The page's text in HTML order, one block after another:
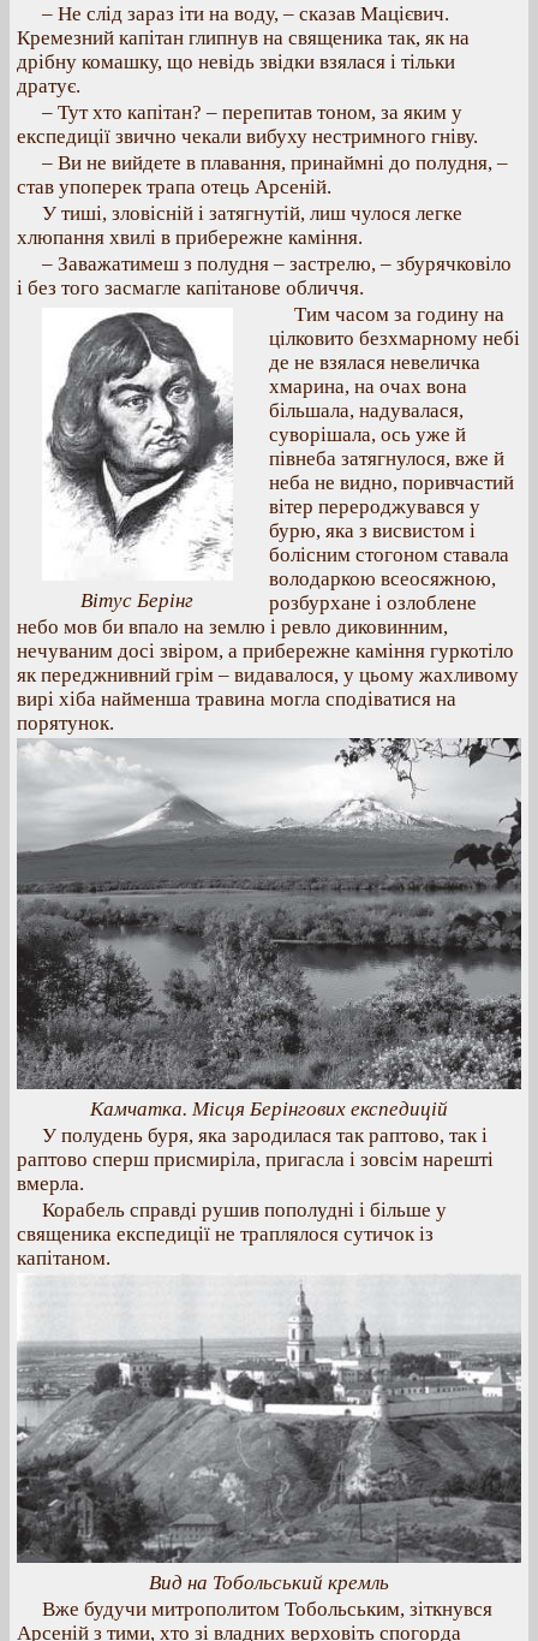
– Не слід зараз іти на воду, – сказав Мацієвич.
Кремезний капітан глипнув на священика так, як на
дрібну комашку, що невідь звідки взялася і тільки
дратує.
– Тут хто капітан? – перепитав тоном, за яким у
експедиції звично чекали вибуху нестримного гніву.
– Ви не вийдете в плавання, принаймні до полудня, –
став упоперек трапа отець Арсеній.
У тиші, зловісній і затягнутій, лиш чулося легке
хлюпання хвилі в прибережне каміння.
– Заважатимеш з полудня – застрелю, – збурячковіло
і без того засмагле капітанове обличчя.
Вітус Берінг
Тим часом за годину на
цілковито безхмарному небі
де не взялася невеличка
хмарина, на очах вона
більшала, надувалася,
суворішала, ось уже й
півнеба затягнулося, вже й
неба не видно, поривчастий
вітер перероджувався у
бурю, яка з висвистом і
болісним стогоном ставала
володаркою всеосяжною,
розбурхане і озлоблене
небо мов би впало на землю і ревло диковинним,
нечуваним досі звіром, а прибережне каміння гуркотіло
як переджнивний грім – видавалося, у цьому жахливому
вирі хіба найменша травина могла сподіватися на
порятунок.
Камчатка. Місця Берінгових експедицій
У полудень буря, яка зародилася так раптово, так і
раптово сперш присмиріла, пригасла і зовсім нарешті
вмерла.
Корабель справді рушив пополудні і більше у
священика експедиції не траплялося сутичок із
капітаном.
Вид на Тобольський кремль
Вже будучи митрополитом Тобольським, зіткнувся
Арсеній з тими, хто зі владних верховіть спогорда